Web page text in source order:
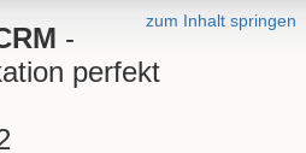
zum Inhalt springen
-
perfekt